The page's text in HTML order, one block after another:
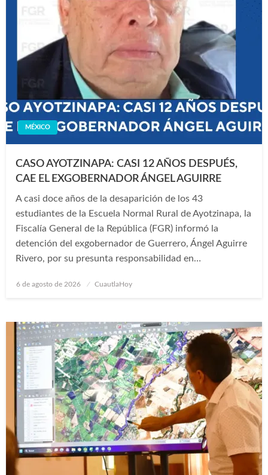
MÉXICO
CASO AYOTZINAPA: CASI 12 AÑOS DESPUÉS,
CAE EL EXGOBERNADOR ÁNGEL AGUIRRE
A casi doce años de la desaparición de los 43
estudiantes de la Escuela Normal Rural de Ayotzinapa, la
Fiscalía General de la República (FGR) informó la
detención del exgobernador de Guerrero, Ángel Aguirre
Rivero, por su presunta responsabilidad en…
Publicado
6 de agosto de 2026 CuautlaHoy